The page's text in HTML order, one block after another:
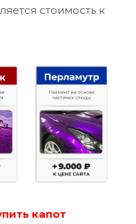
стоимость к
капот